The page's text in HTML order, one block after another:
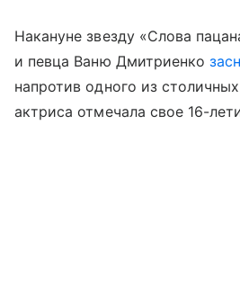
Накануне звезду «Слова
и певца Ваню Дмитриенко
напротив одного из
актриса отмечала свое 16-